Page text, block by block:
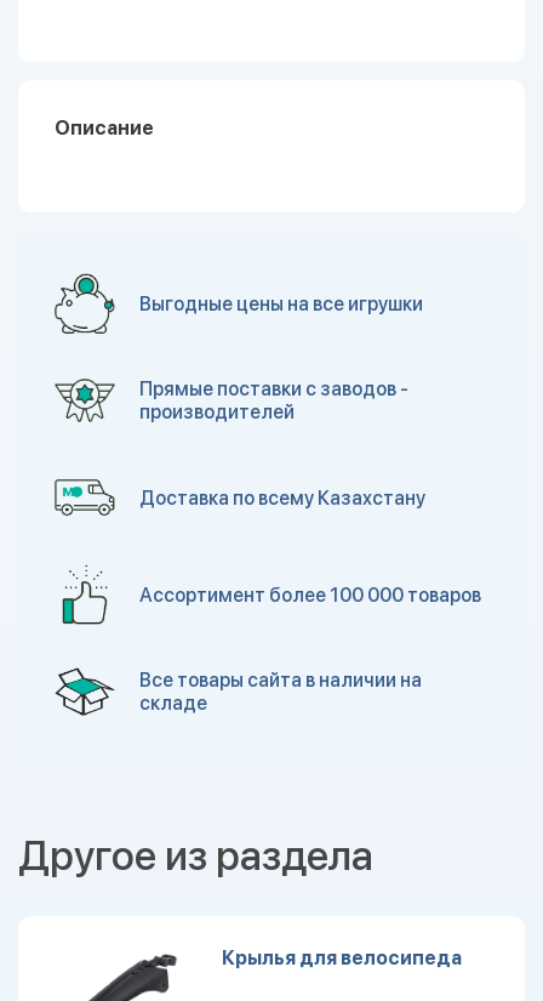
Описание
Выгодные цены на все игрушки
Прямые поставки с заводов -
производителей
Доставка по всему Казахстану
Ассортимент более 100 000 товаров
Все товары сайта в наличии на
складе
Другое из раздела
Крылья для велосипеда